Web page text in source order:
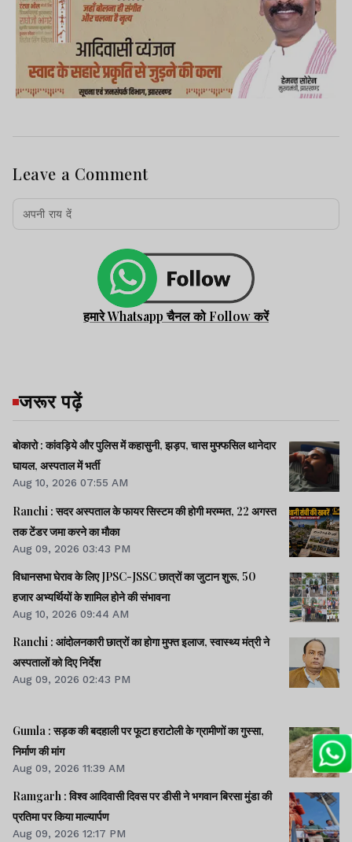
Leave a Comment
हमारे Whatsapp चैनल को Follow करें
जरूर पढ़ें
बोकारो : कांवड़िये और पुलिस में कहासुनी, झड़प, चास मुफ्फसिल थानेदार
घायल, अस्पताल में भर्ती
Aug 10, 2026 07:55 AM
Ranchi : सदर अस्पताल के फायर सिस्टम की होगी मरम्मत, 22 अगस्त
तक टेंडर जमा करने का मौका
Aug 09, 2026 03:43 PM
विधानसभा घेराव के लिए JPSC-JSSC छात्रों का जुटान शुरू, 50
हजार अभ्यर्थियों के शामिल होने की संभावना
Aug 10, 2026 09:44 AM
Ranchi : आंदोलनकारी छात्रों का होगा मुफ्त इलाज, स्वास्थ्य मंत्री ने
अस्पतालों को दिए निर्देश
Aug 09, 2026 02:43 PM
Gumla : सड़क की बदहाली पर फूटा हराटोली के ग्रामीणों का गुस्सा,
निर्माण की मांग
Aug 09, 2026 11:39 AM
Ramgarh : विश्व आदिवासी दिवस पर डीसी ने भगवान बिरसा मुंडा की
प्रतिमा पर किया माल्यार्पण
Aug 09, 2026 12:17 PM